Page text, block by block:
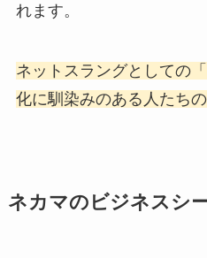
れます。
ネットスラングとしての
化に馴染みのある人たち
ネカマのビジネスシ